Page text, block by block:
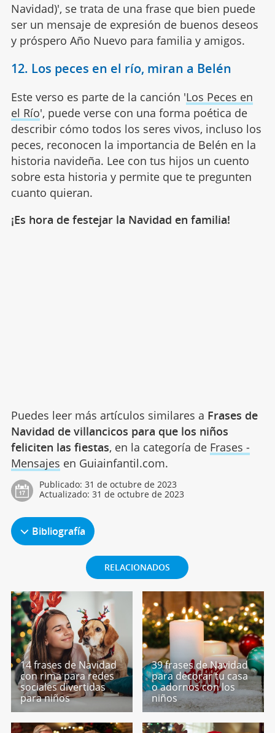
Navidad)', se trata de una frase que bien puede
ser un mensaje de expresión de buenos deseos
y próspero Año Nuevo para familia y amigos.
12. Los peces en el río, miran a Belén
Este verso es parte de la canción 'Los Peces en
el Río', puede verse con una forma poética de
describir cómo todos los seres vivos, incluso los
peces, reconocen la importancia de Belén en la
historia navideña. Lee con tus hijos un cuento
sobre esta historia y permite que te pregunten
cuanto quieran.
¡Es hora de festejar la Navidad en familia!
Puedes leer más artículos similares a Frases de
Navidad de villancicos para que los niños
feliciten las fiestas, en la categoría de Frases -
Mensajes en Guiainfantil.com.
Publicado: 31 de octubre de 2023
Actualizado: 31 de octubre de 2023
Bibliografía
RELACIONADOS
14 frases de Navidad
con rima para redes
sociales divertidas
para niños
39 frases de Navidad
para decorar tu casa
o adornos con los
niños